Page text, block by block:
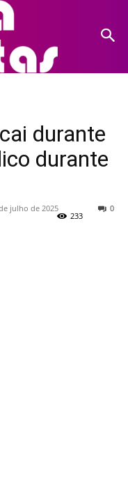
durante
durante
julho de 2025 0
233